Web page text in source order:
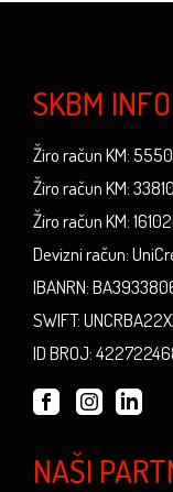
SKBM INFO
Žiro račun KM:
Žiro račun KM:
Žiro račun KM:
Devizni račun:
IBANRN:
SWIFT:
ID BROJ:
NAŠI